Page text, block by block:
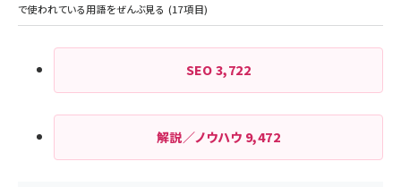
SEO 3,722
解説／ノウハウ 9,472